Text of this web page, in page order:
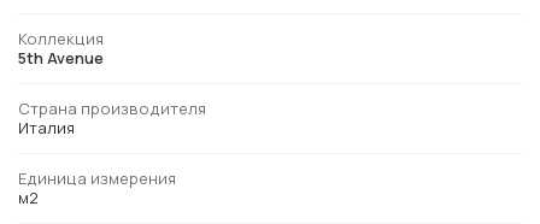
Коллекция
5th Avenue
Страна производителя
Италия
Единица измерения
м2